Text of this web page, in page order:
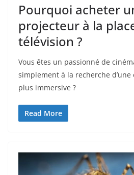
Pourquoi acheter
projecteur à la
télévision ?
Vous êtes un passionné de
simplement à la recherche
plus immersive ?
Read More